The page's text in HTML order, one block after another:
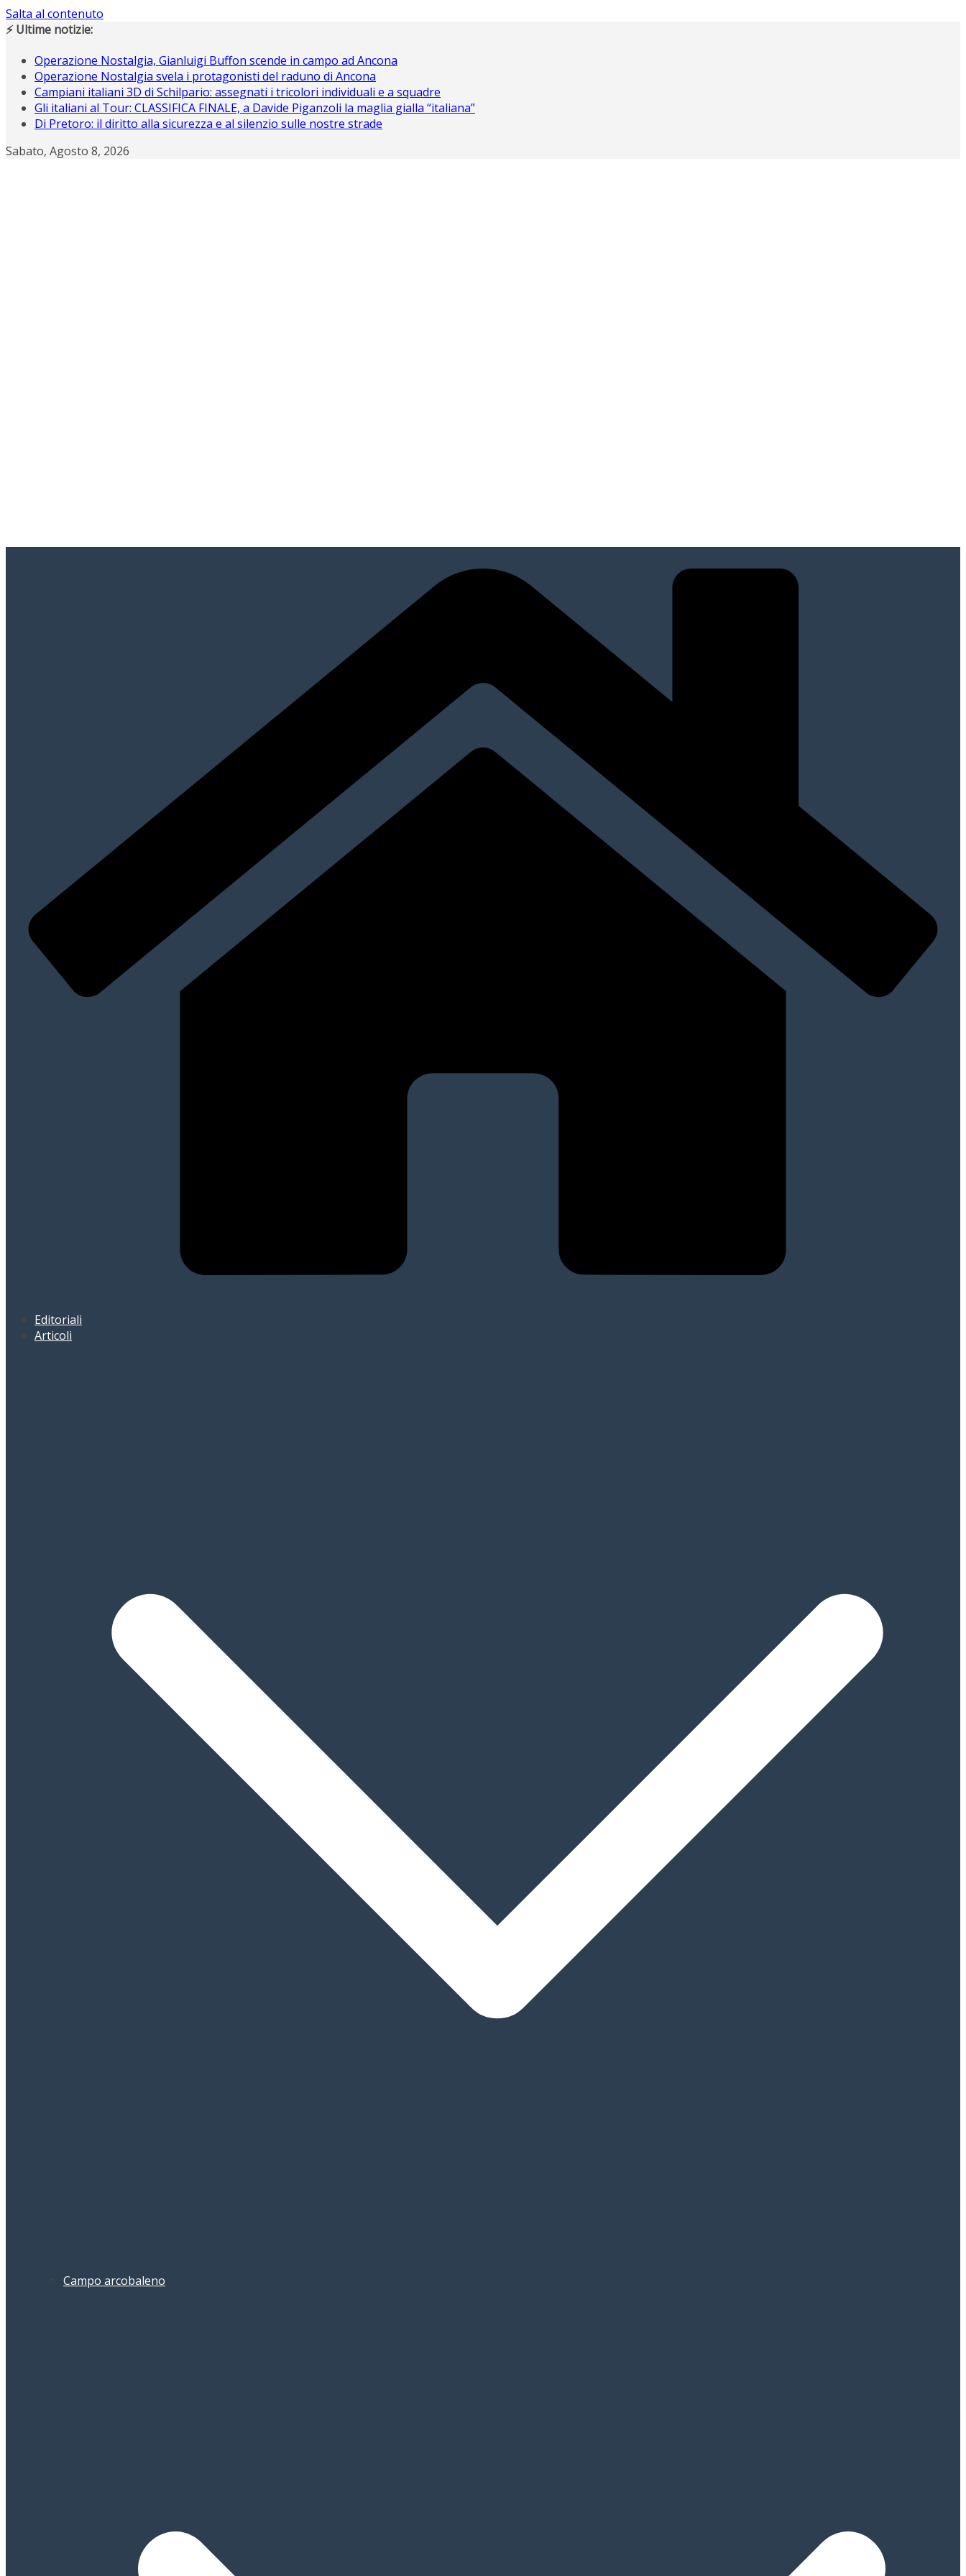
Salta al contenuto
⚡ Ultime notizie:
Operazione Nostalgia, Gianluigi Buffon scende in campo ad Ancona
Operazione Nostalgia svela i protagonisti del raduno di Ancona
Campiani italiani 3D di Schilpario: assegnati i tricolori individuali e a squadre
Gli italiani al Tour: CLASSIFICA FINALE, a Davide Piganzoli la maglia gialla “italiana”
Di Pretoro: il diritto alla sicurezza e al silenzio sulle nostre strade
Sabato, Agosto 8, 2026
Editoriali
Articoli
Campo arcobaleno